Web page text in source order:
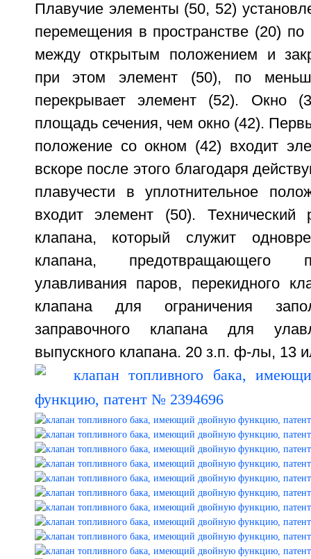
Плавучие элементы (50, 52)
перемещения в пространстве (20)
между открытым положением и
при этом элемент (50), по
перекрывает элемент (52). Окно
площадь сечения, чем окно (42).
положение со окном (42) входит
вскоре после этого благодаря
плавучести в уплотнительное
входит элемент (50). Технический
клапана, который служит
клапана, предотвращающего
улавливания паров, перекидного
клапана для ограничения
заправочного клапана для
выпускного клапана. 20 з.п. ф-лы, 13